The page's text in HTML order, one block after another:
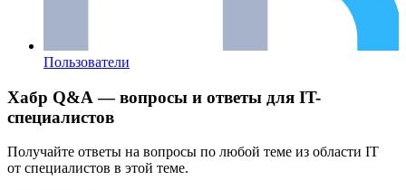
Пользователи
Хабр Q&A — вопросы и ответы для IT-
специалистов
Получайте ответы на вопросы по любой теме из области IT
от специалистов в этой теме.